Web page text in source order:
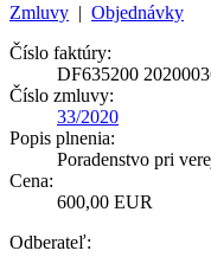
Zmluvy | Objednávky
Číslo faktúry:
DF635200
Číslo zmluvy:
33/2020
Popis plnenia:
Poradenstvo pri
Cena:
600,00 EUR
Odberateľ: